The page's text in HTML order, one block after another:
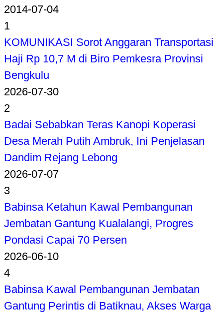
2014-07-04
1
KOMUNIKASI Sorot Anggaran Transportasi
Haji Rp 10,7 M di Biro Pemkesra Provinsi
Bengkulu
2026-07-30
2
Badai Sebabkan Teras Kanopi Koperasi
Desa Merah Putih Ambruk, Ini Penjelasan
Dandim Rejang Lebong
2026-07-07
3
Babinsa Ketahun Kawal Pembangunan
Jembatan Gantung Kualalangi, Progres
Pondasi Capai 70 Persen
2026-06-10
4
Babinsa Kawal Pembangunan Jembatan
Gantung Perintis di Batiknau, Akses Warga